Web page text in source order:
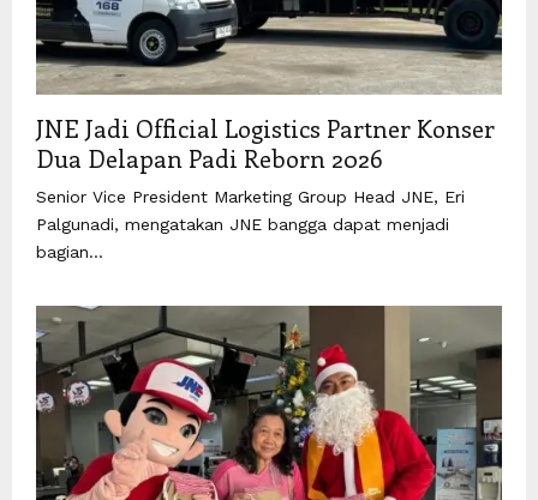
JNE Jadi Official Logistics Partner Konser
Dua Delapan Padi Reborn 2026
Senior Vice President Marketing Group Head JNE, Eri
Palgunadi, mengatakan JNE bangga dapat menjadi
bagian...